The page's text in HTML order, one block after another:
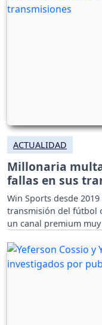
ACTUALIDAD
Millonaria
fallas en sus
Win Sports desde
transmisión del fútbol
un canal premium